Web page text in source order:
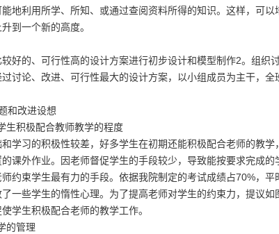
地利用所学、所知、或通过查阅资料所得的知识。这样，可
到一个新的高度。
的、可行性高的设计方案进行初步设计和模型制作2。组织
讨论、改进、可行性最大的设计方案，以小组成员为主干，
和改进设想
积极配合教师教学的程度
习的积极性较差，好多学生在初期还能积极配合老师的教学
课外作业。因老师督促学生的手段较少，导致能按要求完成
约束学生最有力的手段。依据我院制定的考试成绩占70%，
一些学生的惰性心理。为了提高老师对学生的约束力，提议
学生积极配合老师的教学工作。
的管理